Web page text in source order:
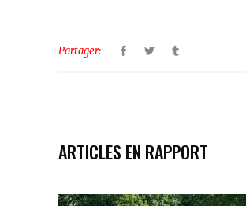
Partager:
ARTICLES EN RAPPORT